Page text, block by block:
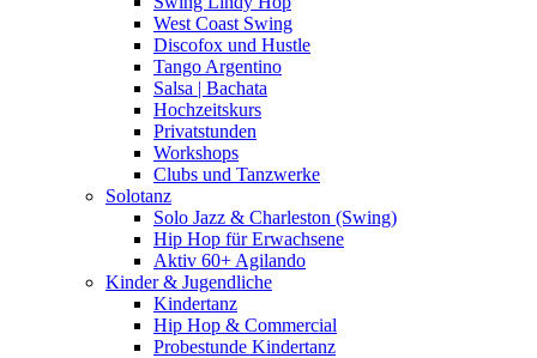
West Coast Swing
Discofox und Hustle
Tango Argentino
Salsa | Bachata
Hochzeitskurs
Privatstunden
Workshops
Clubs und Tanzwerke
Solotanz
Solo Jazz & Charleston (Swing)
Hip Hop für Erwachsene
Aktiv 60+ Agilando
Kinder & Jugendliche
Kindertanz
Hip Hop & Commercial
Probestunde Kindertanz